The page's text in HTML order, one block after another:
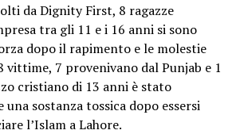
da Dignity First, 8 ragazze
tra gli 11 e i 16 anni si sono
dopo il rapimento e le molestie
vittime, 7 provenivano dal Punjab e 1
cristiano di 13 anni è stato
sostanza tossica dopo essersi
l’Islam a Lahore.